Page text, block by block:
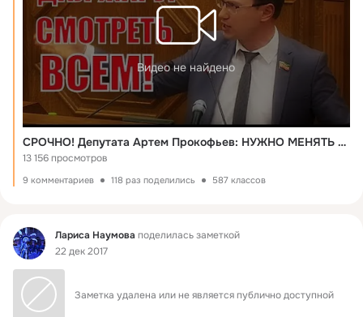
Видео не найдено
СРОЧНО! Депутата Артем Прокофьев: НУЖНО МЕНЯТЬ ПРАВИТЕЛЬСТВО, А НЕ ПЕНСИОННЫЙ ВОЗРАСТ!
13 156 просмотров
9 комментариев 118 раз поделились 587 классов
Фид Лариса Наумова поделилась заметкой
22 дек 2017
Заметка удалена или не является публично доступной